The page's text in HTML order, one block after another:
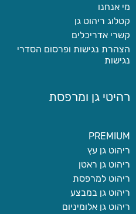
מי אנחנו
קטלוג ריהוט גן
קשרי אדריכלים
הצהרת נגישות ופרסום הסדרי
נגישות
רהיטי גן ומרפסת
PREMIUM
ריהוט גן עץ
ריהוט גן ראטן
ריהוט למרפסת
ריהוט גן במבצע
ריהוט גן אלומיניום